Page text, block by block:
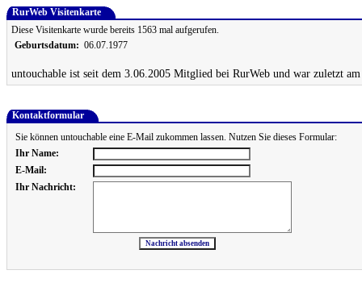
RurWeb Visitenkarte
Diese Visitenkarte wurde bereits 1563 mal aufgerufen.
Geburtsdatum: 06.07.1977
untouchable ist seit dem 3.06.2005 Mitglied bei RurWeb und war zuletzt
Kontaktformular
Sie können untouchable eine E-Mail zukommen lassen. Nutzen Sie dieses Formular:
Ihr Name:
E-Mail:
Ihr Nachricht: